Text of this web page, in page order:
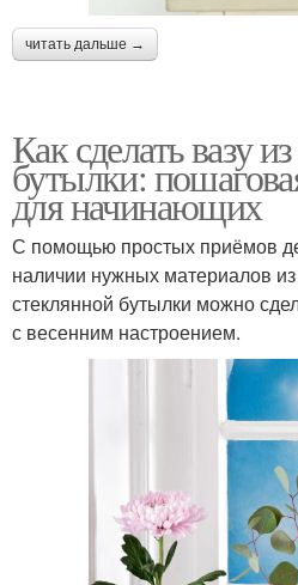
читать дальше →
Как сделать вазу
бутылки:
для начинающих
С помощью простых приёмов
наличии нужных материалов
стеклянной бутылки можно
с весенним настроением.